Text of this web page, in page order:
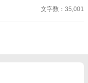
ば、何もかもうまく行く―
かげで、嬉しいことが起
文字数：35,001